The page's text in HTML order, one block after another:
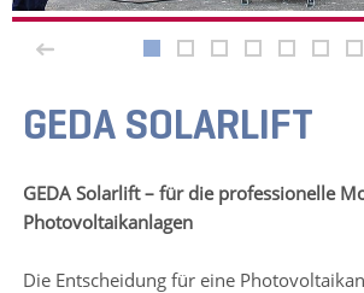
GEDA SOLARLIFT
GEDA Solarlift – für die professionelle
Photovoltaikanlagen
Die Entscheidung für eine